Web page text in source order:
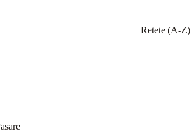
Retete (A-Z)